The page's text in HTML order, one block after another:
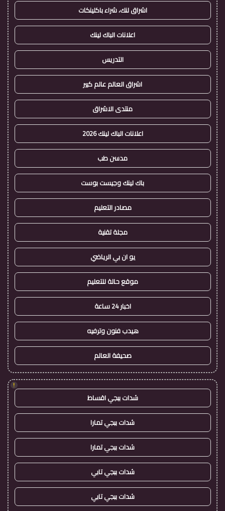
اشراق لنك، شراء باكلينكات
اعلانات الباك لينك
التدريس
اشراق العالم عالم كبير
منتدى الاشراق
اعلانات الباك لينك 2026
مدسن طب
باك لينك وجيست بوست
مصادر التعليم
مجلة تقنية
يو ان بي الرياضي
موقع حالة للتعليم
اخبار 24 ساعة
هيدب فنون وترفيه
صحيفة العالم
!
شدات ببجي اقساط
شدات ببجي تمارا
شدات ببجي تمارا
شدات ببجي تابي
شدات ببجي تابي